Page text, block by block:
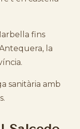
fins
la
sanitària amb